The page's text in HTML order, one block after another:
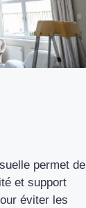
permet de
et support
éviter les